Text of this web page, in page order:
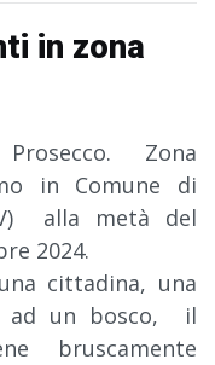
in zona
Zona
in Comune di
alla metà del
2024.
cittadina, una
ad un bosco, il
bruscamente